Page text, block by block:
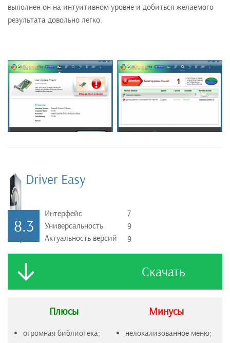
выполнен он на интуитивном уровне и добиться желаемого
результата довольно легко.
Driver Easy
8.3
Интерфейс
Универсальность
Актуальность версий
7
9
9
Скачать
Плюсы
огромная библиотека;
Минусы
нелокализованное меню;